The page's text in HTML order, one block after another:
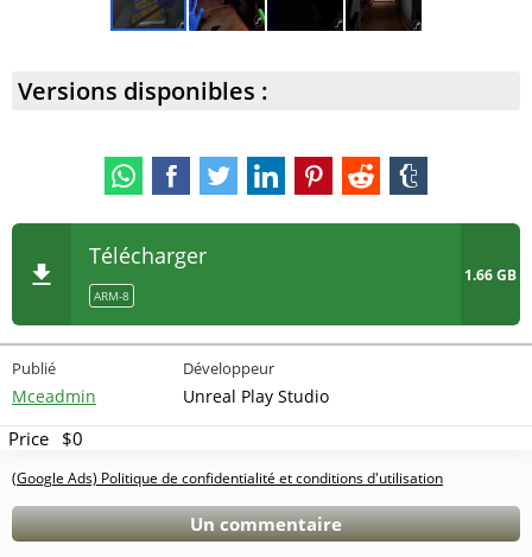
Versions disponibles :
Télécharger
ARM-8
1.66 GB
Publié
Mceadmin
Développeur
Unreal Play Studio
Price $0
(Google Ads) Politique de confidentialité et conditions d'utilisation
Un commentaire